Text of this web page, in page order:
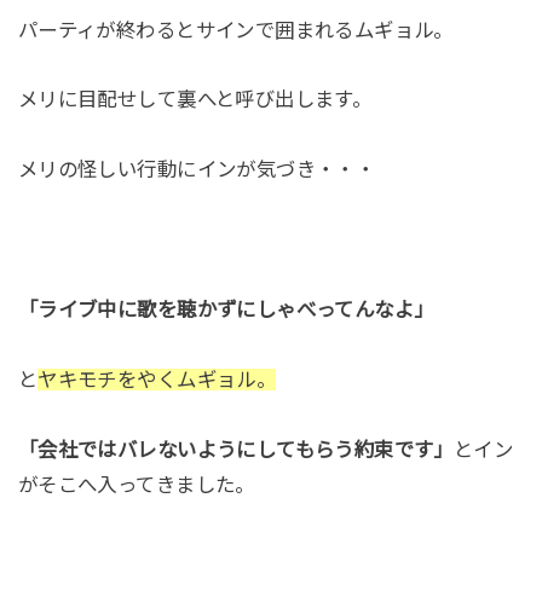
パーティが終わるとサインで囲まれるムギョル。
メリに目配せして裏へと呼び出します。
メリの怪しい行動にインが気づき・・・
「ライブ中に歌を聴かずにしゃべってんなよ」
とヤキモチをやくムギョル。
「会社ではバレないようにしてもらう約束です」
とイン
がそこへ入ってきました。